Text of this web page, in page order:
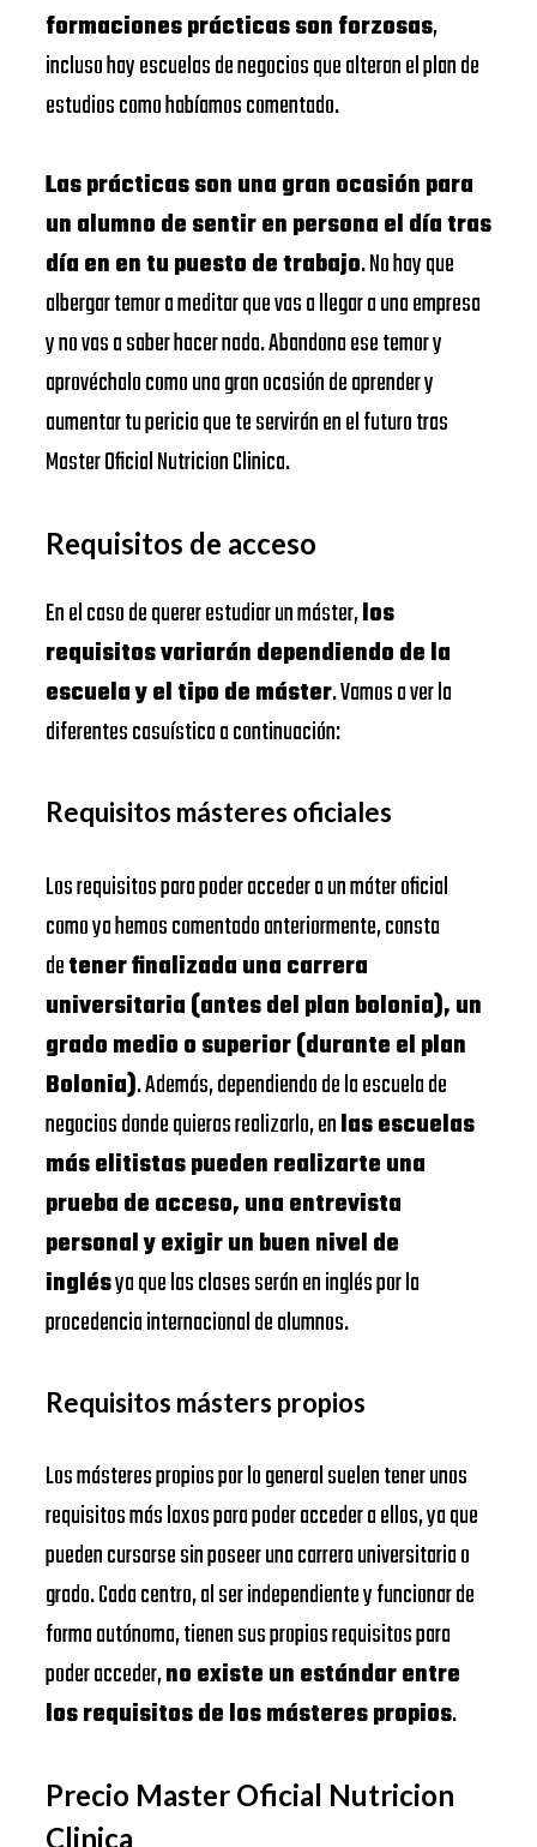
formaciones prácticas son forzosas,
incluso hay escuelas de negocios que alteran el plan de
estudios como habíamos comentado.
Las prácticas son una gran ocasión para
un alumno de sentir en persona el día tras
día en en tu puesto de trabajo. No hay que
albergar temor a meditar que vas a llegar a una empresa
y no vas a saber hacer nada. Abandona ese temor y
aprovéchalo como una gran ocasión de aprender y
aumentar tu pericia que te servirán en el futuro tras
Master Oficial Nutricion Clinica.
Requisitos de acceso
En el caso de querer estudiar un máster,los
requisitos variarán dependiendo de la
escuela y el tipo de máster. Vamos a ver la
diferentes casuística a continuación:
Requisitos másteres oficiales
Los requisitos para poder acceder a un máter oficial
como ya hemos comentado anteriormente, consta
detener finalizada una carrera
universitaria (antes del plan bolonia), un
grado medio o superior (durante el plan
Bolonia). Además, dependiendo de la escuela de
negocios donde quieras realizarlo, enlas escuelas
más elitistas pueden realizarte una
prueba de acceso, una entrevista
personal y exigir un buen nivel de
inglésya que las clases serán en inglés por la
procedencia internacional de alumnos.
Requisitos másters propios
Los másteres propios por lo general suelen tener unos
requisitos más laxos para poder acceder a ellos, ya que
pueden cursarse sin poseer una carrera universitaria o
grado. Cada centro, al ser independiente y funcionar de
forma autónoma, tienen sus propios requisitos para
poder acceder,no existe un estándar entre
los requisitos de los másteres propios.
Precio Master Oficial Nutricion
Clinica